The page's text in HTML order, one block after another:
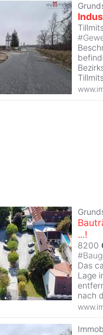
#
...!
8200
#
Das
Lage
nach